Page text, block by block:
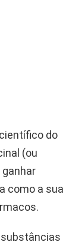
do
(ou
como a sua